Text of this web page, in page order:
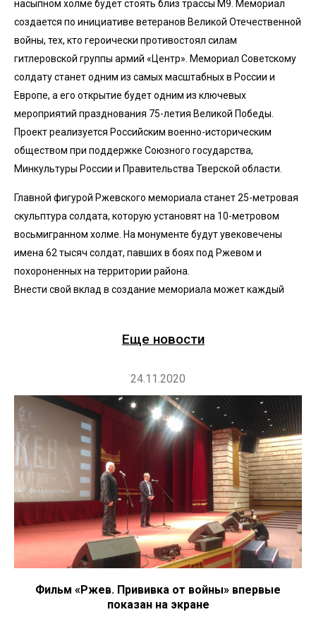
насыпном холме будет стоять близ трассы М9. Мемориал
создается по инициативе ветеранов Великой Отечественной
войны, тех, кто героически противостоял силам
гитлеровской группы армий «Центр». Мемориал Советскому
солдату станет одним из самых масштабных в России и
Европе, а его открытие будет одним из ключевых
мероприятий празднования 75-летия Великой Победы.
Проект реализуется Российским военно-историческим
обществом при поддержке Союзного государства,
Минкультуры России и Правительства Тверской области.
Главной фигурой Ржевского мемориала станет 25-метровая
скульптура солдата, которую установят на 10-метровом
восьмигранном холме. На монументе будут увековечены
имена 62 тысяч солдат, павших в боях под Ржевом и
похороненных на территории района.
Внести свой вклад в создание мемориала может каждый
Еще новости
24.11.2020
Фильм «Ржев. Прививка от войны» впервые
показан на экране